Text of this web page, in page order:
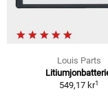
Louis Parts
549,17 kr1